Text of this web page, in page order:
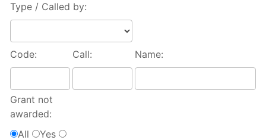
Type / Called by:
Code: Call: Name:
Grant not
awarded:
All
Yes